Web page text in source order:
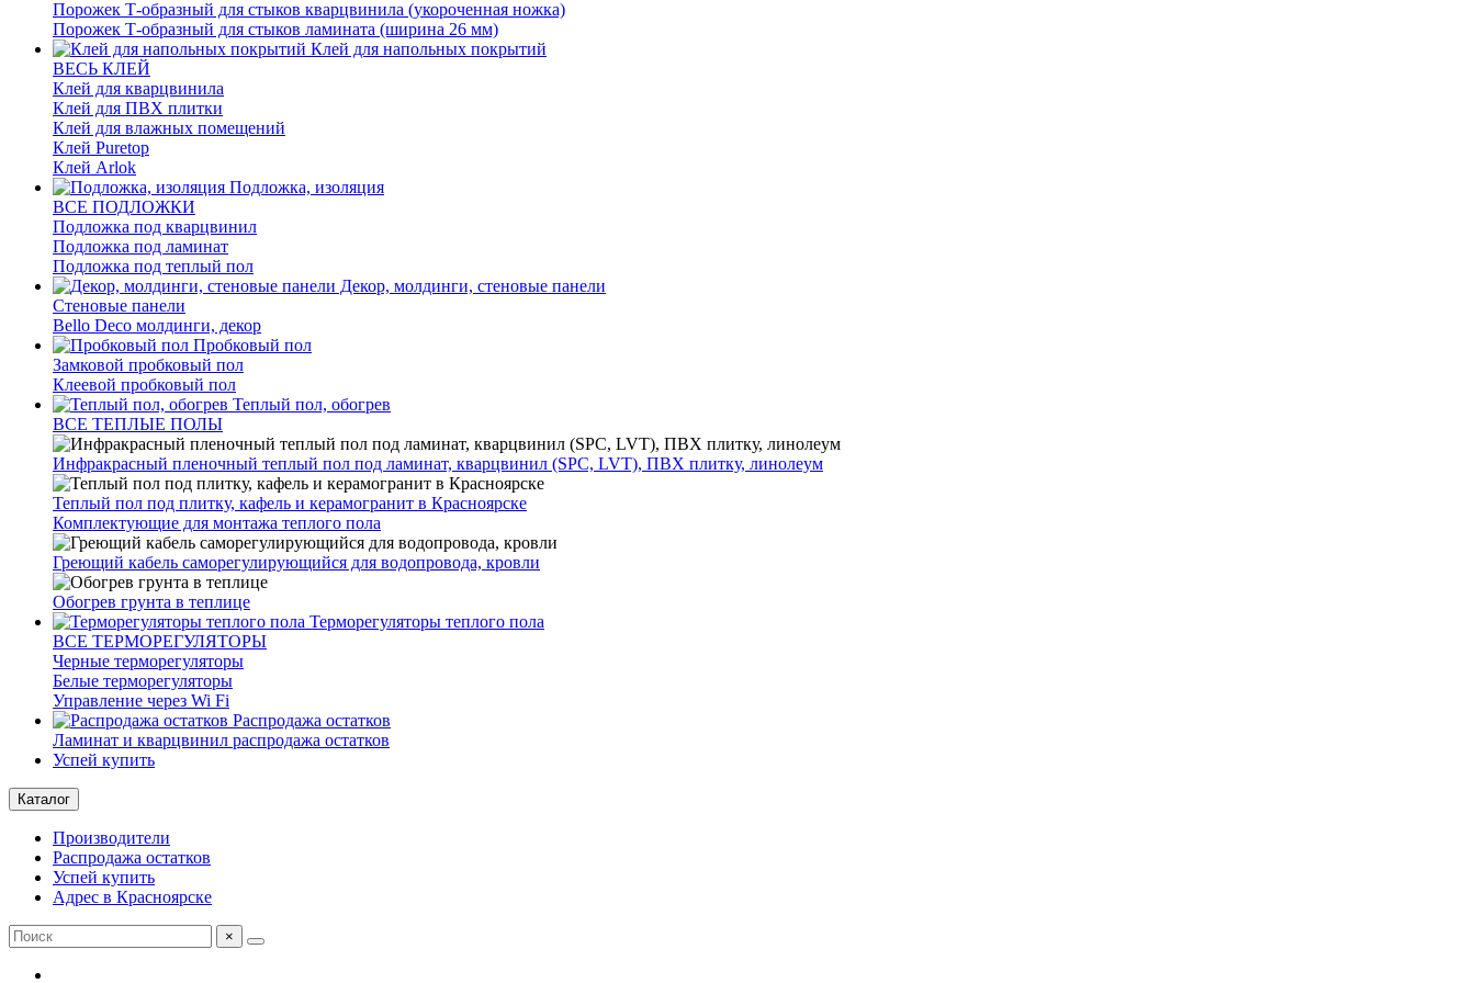
Порожек Т-образный для стыков кварцвинила (укороченная ножка)
Порожек Т-образный для стыков ламината (ширина 26 мм)
Клей для напольных покрытий
ВЕСЬ КЛЕЙ
Клей для кварцвинила
Клей для ПВХ плитки
Клей для влажных помещений
Клей Puretop
Клей Arlok
Подложка, изоляция
ВСЕ ПОДЛОЖКИ
Подложка под кварцвинил
Подложка под ламинат
Подложка под теплый пол
Декор, молдинги, стеновые панели
Стеновые панели
Bello Deco молдинги, декор
Пробковый пол
Замковой пробковый пол
Клеевой пробковый пол
Теплый пол, обогрев
ВСЕ ТЕПЛЫЕ ПОЛЫ
Инфракрасный пленочный теплый пол под ламинат, кварцвинил (SPC, LVT), ПВХ плитку, линолеум
Теплый пол под плитку, кафель и керамогранит в Красноярске
Комплектующие для монтажа теплого пола
Греющий кабель саморегулирующийся для водопровода, кровли
Обогрев грунта в теплице
Терморегуляторы теплого пола
ВСЕ ТЕРМОРЕГУЛЯТОРЫ
Черные терморегуляторы
Белые терморегуляторы
Управление через Wi Fi
Распродажа остатков
Ламинат и кварцвинил распродажа остатков
Успей купить
Каталог
Производители
Распродажа остатков
Успей купить
Адрес в Красноярске
×